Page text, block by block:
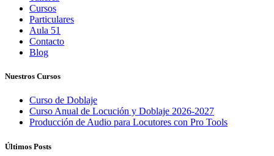
Cursos
Particulares
Aula 51
Contacto
Blog
Nuestros Cursos
Curso de Doblaje
Curso Anual de Locución y Doblaje 2026-2027
Producción de Audio para Locutores con Pro Tools
Últimos Posts